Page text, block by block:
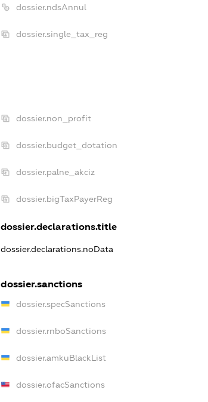
dossier.ndsAnnul
dossier.single_tax_reg
dossier.non_profit
dossier.budget_dotation
dossier.palne_akciz
dossier.bigTaxPayerReg
dossier.declarations.title
dossier.declarations.noData
dossier.sanctions
dossier.specSanctions
dossier.rnboSanctions
dossier.amkuBlackList
dossier.ofacSanctions